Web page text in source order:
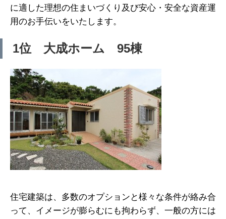
に適した理想の住まいづくり及び安心・安全な資産運
用のお手伝いをいたします。
1位 大成ホーム 95棟
住宅建築は、多数のオプションと様々な条件が絡み合
って、イメージが膨らむにも拘わらず、一般の方には